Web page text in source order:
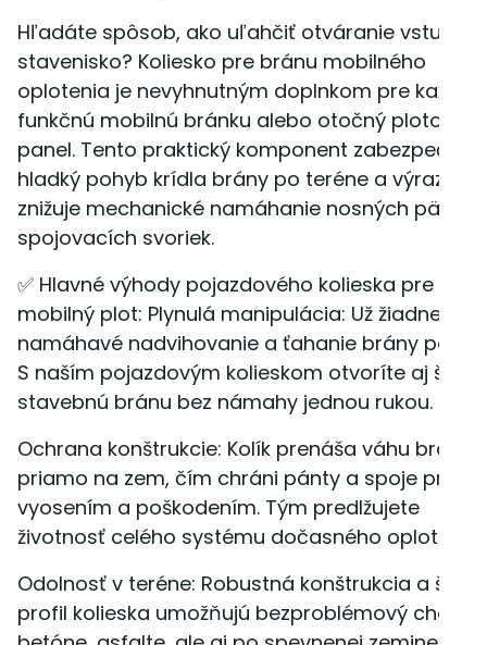
Hľadáte spôsob, ako uľahčiť otváranie vstupu
stavenisko? Koliesko pre bránu mobilného
oplotenia je nevyhnutným doplnkom pre každú
funkčnú mobilnú bránku alebo otočný plotový
panel. Tento praktický komponent zabezpečuje
hladký pohyb krídla brány po teréne a výrazne
znižuje mechanické namáhanie nosných pätiek
spojovacích svoriek.
✅ Hlavné výhody pojazdového kolieska pre
mobilný plot: Plynulá manipulácia: Už žiadne
namáhavé nadvihovanie a ťahanie brány po
S naším pojazdovým kolieskom otvoríte aj
stavebnú bránu bez námahy jednou rukou.
Ochrana konštrukcie: Kolík prenáša váhu brány
priamo na zem, čím chráni pánty a spoje pred
vyosením a poškodením. Tým predlžujete
životnosť celého systému dočasného oplotenia.
Odolnosť v teréne: Robustná konštrukcia a
profil kolieska umožňujú bezproblémový chod